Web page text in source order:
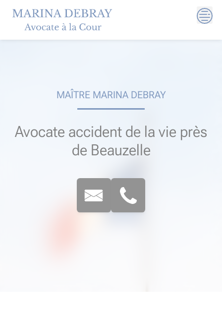
content
MAÎTRE MARINA DEBRAY
Avocate accident de la vie près
de Beauzelle